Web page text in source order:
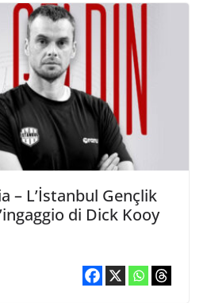
– L’İstanbul Gençlik
di Dick Kooy